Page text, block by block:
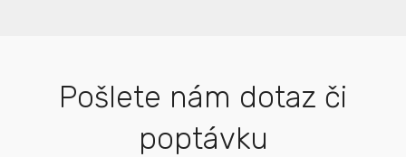
Pošlete nám dotaz či
poptávku